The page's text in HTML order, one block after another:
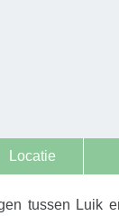
Locatie
tussen Luik